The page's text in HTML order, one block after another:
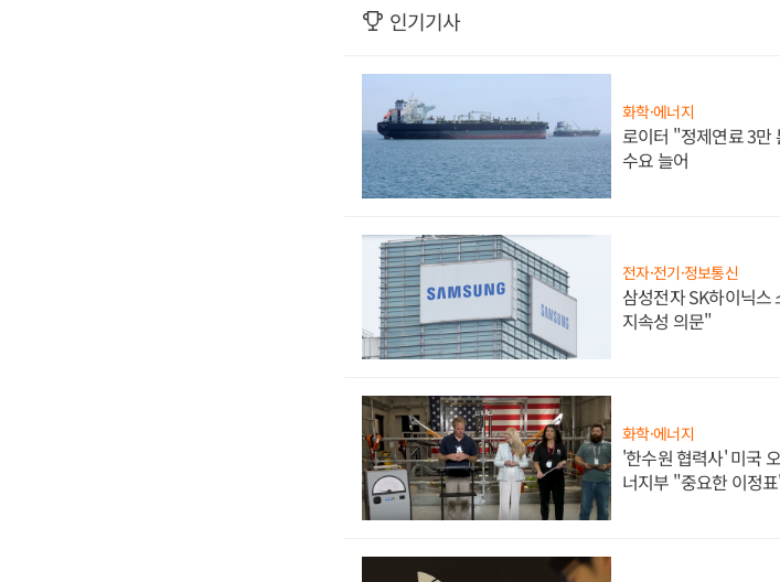
인기기사
화학·에너지
로이터 "정제연료 3만
수요 늘어
전자·전기·정보통신
삼성전자 SK하이닉스
지속성 의문"
화학·에너지
'한수원 협력사' 미국
너지부 "중요한 이정